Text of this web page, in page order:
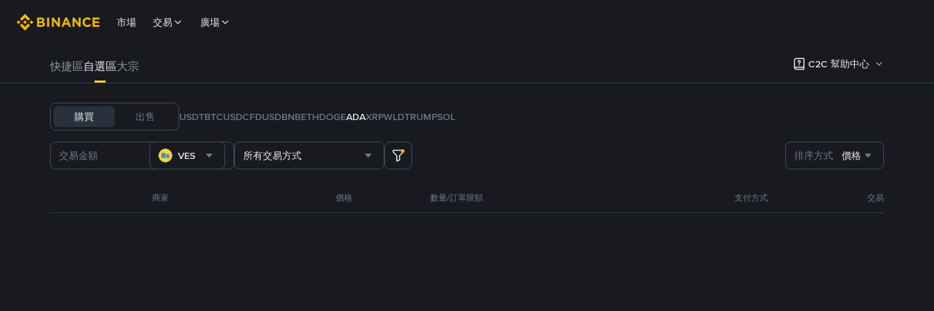
市場 交易 廣場
快捷區自選區大宗 C2C 幫助中心
購買 出售 USDTBTCUSDCFDUSDBNBETHDOGEADAXRPWLDTRUMPSOL
VES 所有交易方式 排序方式 價格
商家 價格 數量/訂單限額 支付方式 交易